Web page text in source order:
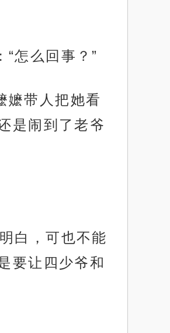
怎么回事？”
嬷带人把她看
是闹到了老爷
白，可也不能
要让四少爷和